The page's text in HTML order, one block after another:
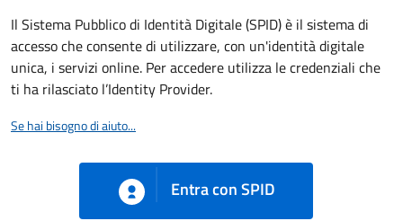
Il Sistema Pubblico di Identità Digitale (SPID) è il sistema di
accesso che consente di utilizzare, con un'identità digitale
unica, i servizi online. Per accedere utilizza le credenziali che
ti ha rilasciato l’Identity Provider.
Se hai bisogno di aiuto...
Entra con SPID